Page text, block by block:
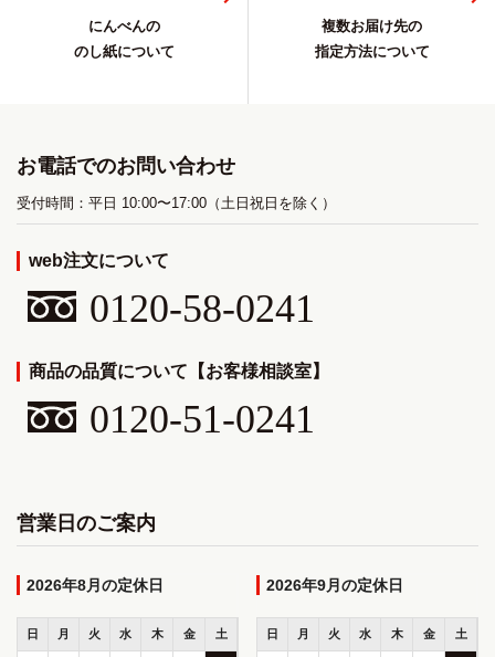
にんべんの
のし紙について
複数お届け先の
指定方法について
お電話でのお問い合わせ
受付時間：平日 10:00〜17:00（土日祝日を除く）
web注文について
0120-58-0241
商品の品質について【お客様相談室】
0120-51-0241
営業日のご案内
2026年8月
日 月 火 水 木 金 土
2026年9月
日 月 火 水 木 金 土